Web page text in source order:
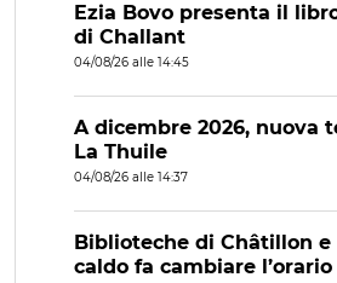
Ezia Bovo presenta il
di Challant
04/08/26 alle 14:45
A dicembre 2026, nuova
La Thuile
04/08/26 alle 14:37
Biblioteche di Châtillon e
caldo fa cambiare l’orario